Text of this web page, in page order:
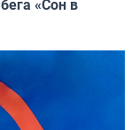
«Сон в